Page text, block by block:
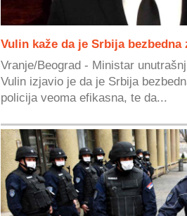
Vulin kaže da je Srbija bezbedna
Vranje/Beograd - Ministar
Vulin izjavio je da je Srbija
policija veoma efikasna, te da...